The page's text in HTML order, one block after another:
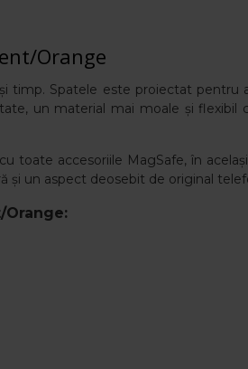
Orange
timp. Spatele este proiectat pentru
un material mai moale și
toate accesoriile MagSafe, în
și un aspect deosebit de original
Orange: